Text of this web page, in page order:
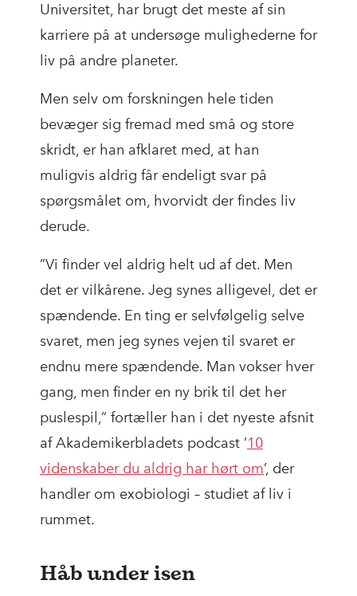
Universitet, har brugt det meste af sin
karriere på at undersøge mulighederne for
liv på andre planeter.
Men selv om forskningen hele tiden
bevæger sig fremad med små og store
skridt, er han afklaret med, at han
muligvis aldrig får endeligt svar på
spørgsmålet om, hvorvidt der findes liv
derude.
”Vi finder vel aldrig helt ud af det. Men
det er vilkårene. Jeg synes alligevel, det er
spændende. En ting er selvfølgelig selve
svaret, men jeg synes vejen til svaret er
endnu mere spændende. Man vokser hver
gang, men finder en ny brik til det her
puslespil,” fortæller han i det nyeste afsnit
af Akademikerbladets podcast ’10
videnskaber du aldrig har hørt om’, der
handler om exobiologi – studiet af liv i
rummet.
Håb under isen